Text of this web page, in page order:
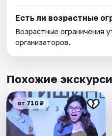
Есть ли возрастные
Возрастные ограничения
организаторов.
Похожие
от 710 ₽